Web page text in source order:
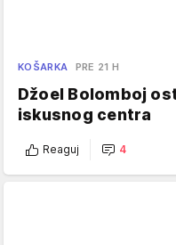
KOŠARKA PRE 21 H
Džoel Bolomboj
iskusnog centra
Reaguj 4